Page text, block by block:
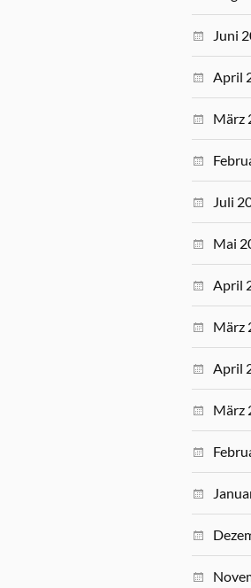
Juni
April
März
Juli
Mai
April
März
April
März